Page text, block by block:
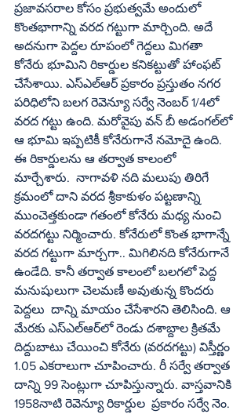
ప్రజావసరాల కోసం ప్రభుత్వమే అందులో
కొంతభాగాన్ని వరద గట్టుగా మార్చింది. అదే
అదనుగా పెద్దల రూపంలో గెద్దలు మిగతా
కోనేరు భూమిని రికార్డుల కనికట్టుతో హాంఫట్‌
చేసేశాయి. ఎస్‌ఎల్‌ఆర్‌ ప్రకారం ప్రస్తుతం నగర
పరిధిలోని బలగ రెవెన్యూ సర్వే నెంబర్‌ 1/4లో
వరద గట్టు ఉంది. మరోవైపు వన్‌ బీ అడంగల్‌లో
ఆ భూమి ఇప్పటికీ కోనేరుగానే నమోదై ఉంది.
ఈ రికార్డులను ఆ తర్వాత కాలంలో
మార్చేశారు.  నాగావళి నది మలుపు తిరిగే
క్రమంలో దాని వరద శ్రీకాకుళం పట్టణాన్ని
ముంచెత్తకుండా గతంలో కోనేరు మధ్య నుంచి
వరదగట్టు నిర్మించారు. కోనేరులో కొంత భాగాన్నే
వరద గట్టుగా మార్చగా.. మిగిలినది కోనేరుగానే
ఉండేది. కానీ తర్వాత కాలంలో బలగలో పెద్ద
మనుషులుగా చెలమణీ అవుతున్న కొందరు
పెద్దలు  దాన్ని మాయం చేసేశారని తెలిసింది. ఆ
మేరకు ఎస్‌ఎల్‌ఆర్‌లో రెండు దశాబ్దాల క్రితమే
దిద్దుబాటు చేయించి కోనేరు (వరదగట్టు) విస్తీర్ణం
1.05 ఎకరాలుగా చూపించారు. రీ సర్వే తర్వాత
దాన్ని 99 సెంట్లుగా చూపిస్తున్నారు. వాస్తవానికి
1958నాటి రెవెన్యూ రికార్డుల  ప్రకారం సర్వే నెం.